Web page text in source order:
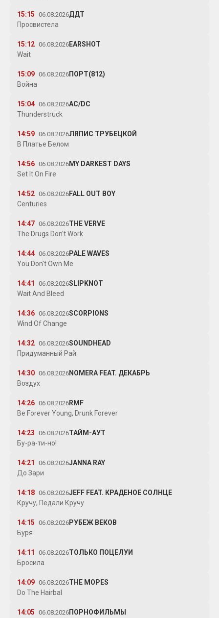
15:15 06.08.2026ДДТ
Просвистела
15:12 06.08.2026 EARSHOT
Wait
15:09 06.08.2026 ПОРТ(812)
Война
15:04 06.08.2026AC/DC
Thunderstruck
14:59 06.08.2026ЛЯПИС ТРУБЕЦКОЙ
В Платье Белом
14:56 06.08.2026 MY DARKEST DAYS
Set It On Fire
14:52 06.08.2026 FALL OUT BOY
Centuries
14:47 06.08.2026THE VERVE
The Drugs Don't Work
14:44 06.08.2026 PALE WAVES
You Don't Own Me
14:41 06.08.2026SLIPKNOT
Wait And Bleed
14:36 06.08.2026SCORPIONS
Wind Of Change
14:32 06.08.2026SOUNDHEAD
Придуманный Рай
14:30 06.08.2026 NOMERA FEAT. ДЕКАБРЬ
Воздух
14:26 06.08.2026 RMF
Be Forever Young, Drunk Forever
14:23 06.08.2026ТАЙМ-АУТ
Бу-ра-ти-но!
14:21 06.08.2026JANNA RAY
До Зари
14:18 06.08.2026JEFF FEAT. КРАДЕНОЕ СОЛНЦЕ
Кручу, Педали Кручу
14:15 06.08.2026 РУБЕЖ ВЕКОВ
Буря
14:11 06.08.2026ТОЛЬКО ПОЦЕЛУИ
Бросила
14:09 06.08.2026THE MOPES
Do The Hairbal
14:05 06.08.2026 ПОРНОФИЛЬМЫ